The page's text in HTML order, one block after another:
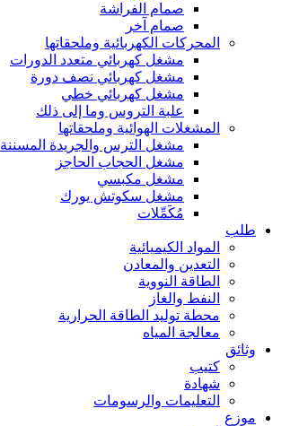
صمام الفراشة
صمام آخر
المحركات الكهربائية وملحقاتها
مشغل كهربائي متعدد الدورات
مشغل كهربائي نصف دورة
مشغل كهربائي خطي
علبة التروس وما إلى ذلك
المشغلات الهوائية وملحقاتها
مشغل الترس والجريدة المسننة
مشغل الحجاب الحاجز
مشغل مكبسي
مشغل سكوتش يورك
مُكَمِّلات
طلب
المواد الكيميائية
التعدين والمعادن
الطاقة النووية
النفط والغاز
محطة توليد الطاقة الحرارية
معالجة المياه
وثائق
كتيب
شهادة
التعليمات والرسومات
موزع